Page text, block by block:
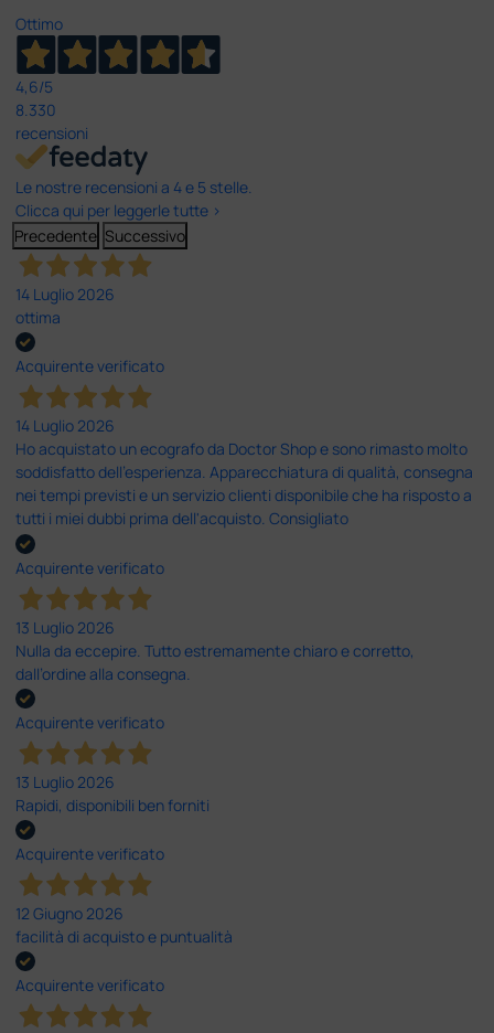
Ottimo
4,6/5
8.330
recensioni
Le nostre recensioni a 4 e 5 stelle.
Clicca qui per leggerle tutte >
Precedente Successivo
14 Luglio 2026
ottima
Acquirente verificato
14 Luglio 2026
Ho acquistato un ecografo da Doctor Shop e sono rimasto molto
soddisfatto dell'esperienza. Apparecchiatura di qualità, consegna
nei tempi previsti e un servizio clienti disponibile che ha risposto a
tutti i miei dubbi prima dell'acquisto. Consigliato
Acquirente verificato
13 Luglio 2026
Nulla da eccepire. Tutto estremamente chiaro e corretto,
dall’ordine alla consegna.
Acquirente verificato
13 Luglio 2026
Rapidi, disponibili ben forniti
Acquirente verificato
12 Giugno 2026
facilità di acquisto e puntualità
Acquirente verificato